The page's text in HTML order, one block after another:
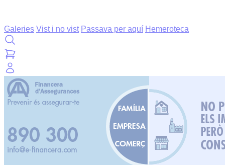
Galeries Vist i no vist Passava per aquí Hemeroteca